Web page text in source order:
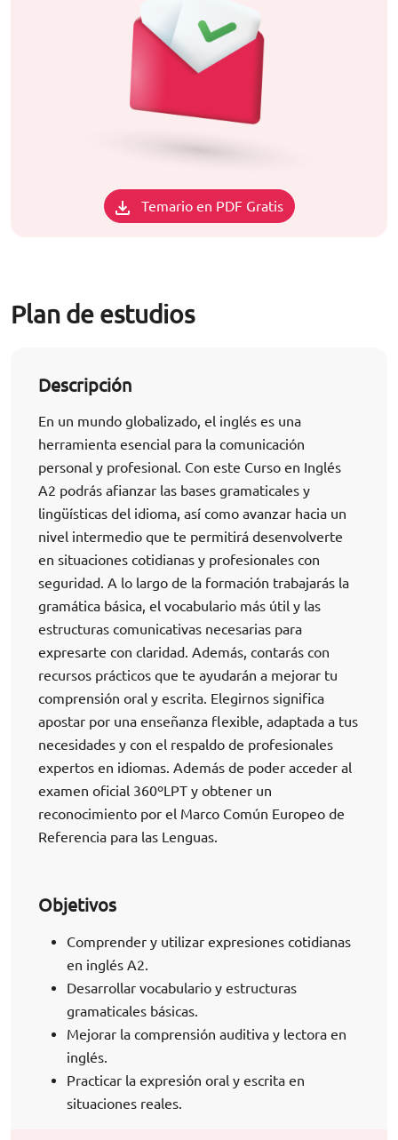
Temario en PDF Gratis
Plan de estudios
Descripción
En un mundo globalizado, el inglés es una
herramienta esencial para la comunicación
personal y profesional. Con este Curso en Inglés
A2 podrás afianzar las bases gramaticales y
lingüísticas del idioma, así como avanzar hacia un
nivel intermedio que te permitirá desenvolverte
en situaciones cotidianas y profesionales con
seguridad. A lo largo de la formación trabajarás la
gramática básica, el vocabulario más útil y las
estructuras comunicativas necesarias para
expresarte con claridad. Además, contarás con
recursos prácticos que te ayudarán a mejorar tu
comprensión oral y escrita. Elegirnos significa
apostar por una enseñanza flexible, adaptada a tus
necesidades y con el respaldo de profesionales
expertos en idiomas. Además de poder acceder al
examen oficial 360ºLPT y obtener un
reconocimiento por el Marco Común Europeo de
Referencia para las Lenguas.
Objetivos
Comprender y utilizar expresiones cotidianas
en inglés A2.
Desarrollar vocabulario y estructuras
gramaticales básicas.
Mejorar la comprensión auditiva y lectora en
inglés.
Practicar la expresión oral y escrita en
situaciones reales.